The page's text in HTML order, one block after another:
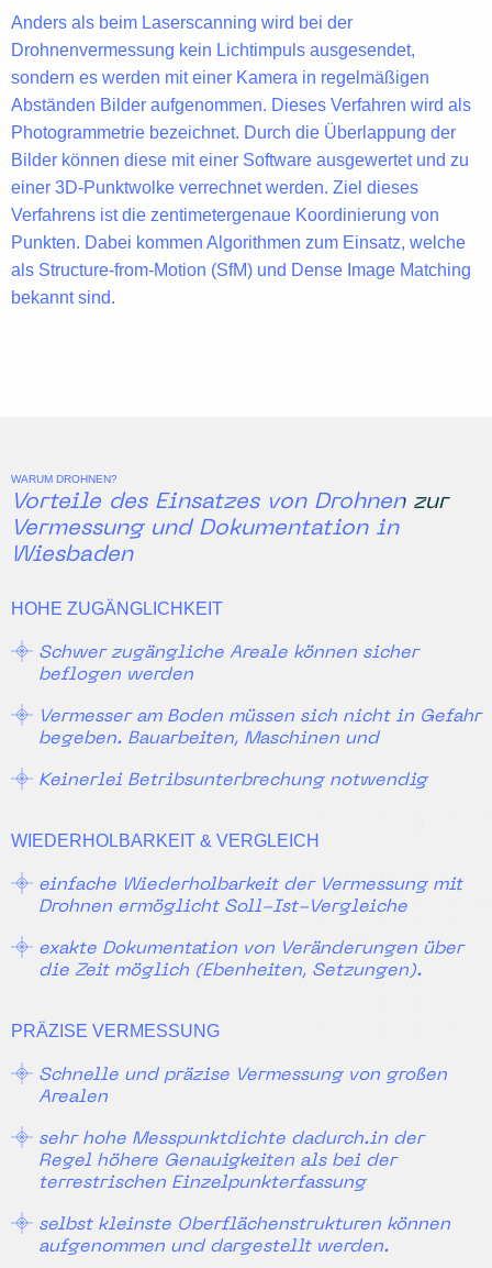
Anders als beim Laserscanning wird bei der
Drohnenvermessung kein Lichtimpuls ausgesendet,
sondern es werden mit einer Kamera in regelmäßigen
Abständen Bilder aufgenommen. Dieses Verfahren wird als
Photogrammetrie bezeichnet. Durch die Überlappung der
Bilder können diese mit einer Software ausgewertet und zu
einer 3D-Punktwolke verrechnet werden. Ziel dieses
Verfahrens ist die zentimetergenaue Koordinierung von
Punkten. Dabei kommen Algorithmen zum Einsatz, welche
als Structure-from-Motion (SfM) und Dense Image Matching
bekannt sind.
WARUM DROHNEN?
Vorteile des Einsatzes von Drohnen zur
Vermessung und Dokumentation in
Wiesbaden
HOHE ZUGÄNGLICHKEIT
Schwer zugängliche Areale können sicher
beflogen werden
Vermesser am Boden müssen sich nicht in Gefahr
begeben. Bauarbeiten, Maschinen und
Keinerlei Betribsunterbrechung notwendig
WIEDERHOLBARKEIT & VERGLEICH
einfache Wiederholbarkeit der Vermessung mit
Drohnen ermöglicht Soll-Ist-Vergleiche
exakte Dokumentation von Veränderungen über
die Zeit möglich (Ebenheiten, Setzungen).
PRÄZISE VERMESSUNG
Schnelle und präzise Vermessung von großen
Arealen
sehr hohe Messpunktdichte dadurch.in der
Regel höhere Genauigkeiten als bei der
terrestrischen Einzelpunkterfassung
selbst kleinste Oberflächenstrukturen können
aufgenommen und dargestellt werden.